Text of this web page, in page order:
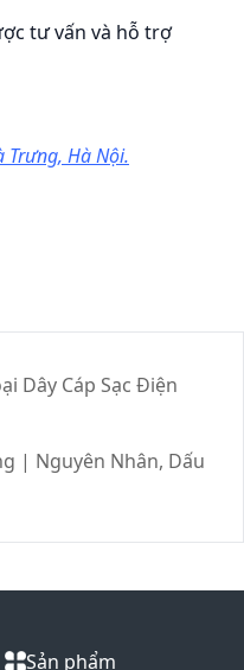
tư vấn và hỗ trợ
Trưng, Hà Nội.
Dây Cáp Sạc Điện
| Nguyên Nhân, Dấu
Sản phẩm